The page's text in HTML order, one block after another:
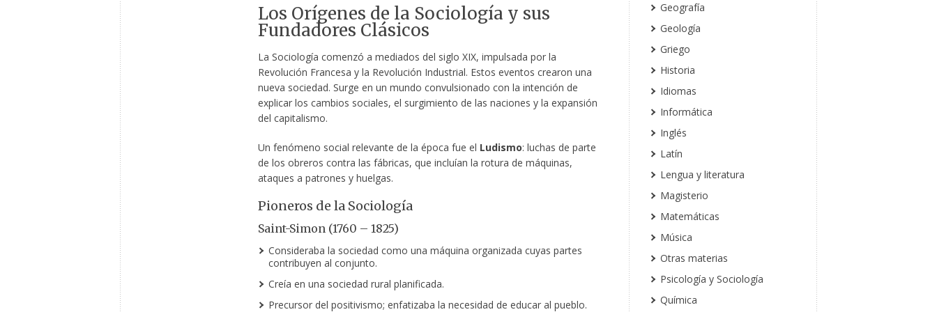
Los Orígenes de la Sociología y sus
Fundadores Clásicos
La Sociología comenzó a mediados del siglo XIX, impulsada por la
Revolución Francesa y la Revolución Industrial. Estos eventos crearon una
nueva sociedad. Surge en un mundo convulsionado con la intención de
explicar los cambios sociales, el surgimiento de las naciones y la expansión
del capitalismo.
Un fenómeno social relevante de la época fue el Ludismo: luchas de parte
de los obreros contra las fábricas, que incluían la rotura de máquinas,
ataques a patrones y huelgas.
Pioneros de la Sociología
Saint-Simon (1760 – 1825)
Consideraba la sociedad como una máquina organizada cuyas partes
contribuyen al conjunto.
Creía en una sociedad rural planificada.
Precursor del positivismo; enfatizaba la necesidad de educar al pueblo.
Geografía
Geología
Griego
Historia
Idiomas
Informática
Inglés
Latín
Lengua y literatura
Magisterio
Matemáticas
Música
Otras materias
Psicología y Sociología
Química